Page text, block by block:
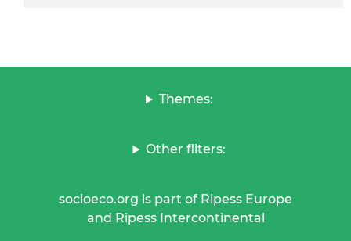
Themes:
Other filters:
socioeco.org is part of Ripess Europe
and Ripess Intercontinental